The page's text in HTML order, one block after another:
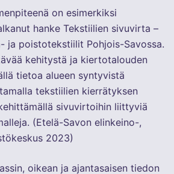
on esimerkiksi
hanke Tekstiilien sivuvirta –
ja poistotekstiilit Pohjois-Savossa.
kehitystä ja kiertotalouden
tietoa alueen syntyvistä
tekstiilien kierrätyksen
sivuvirtoihin liittyviä
(Etelä-Savon elinkeino-,
2023)
oikean ja ajantasaisen tiedon